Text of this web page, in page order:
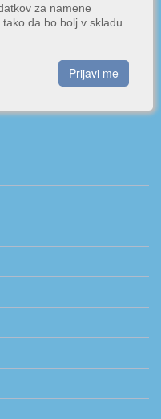
za namene
da bo bolj v skladu
Prijavi me